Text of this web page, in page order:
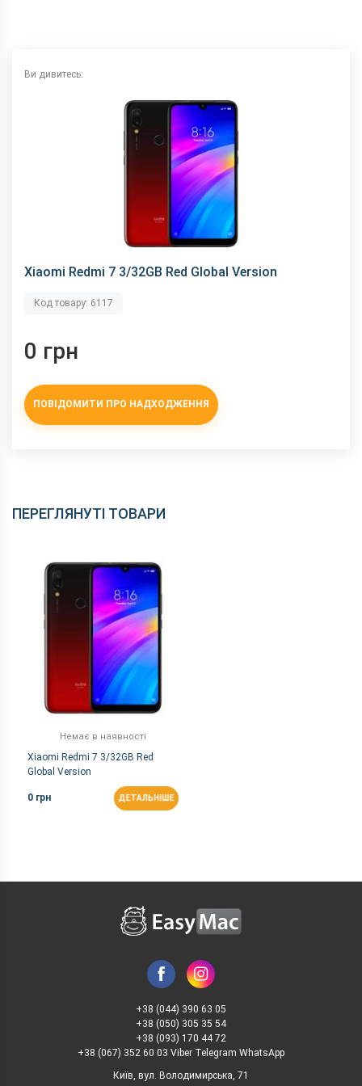
Аудіороз'єм
Характеристики та комплектацію товару виробник може
змінити без повідомлення.
Ви дивитесь:
Xiaomi Redmi 7 3/32GB Red Global Version
Код товару: 6117
0 грн
ПОВІДОМИТИ ПРО НАДХОДЖЕННЯ
ПЕРЕГЛЯНУТІ ТОВАРИ
Немає в наявності
Xiaomi Redmi 7 3/32GB Red
Global Version
0 грн ДЕТАЛЬНІШЕ
+38 (044) 390 63 05
+38 (050) 305 35 54
+38 (093) 170 44 72
+38 (067) 352 60 03 Viber Telegram WhatsApp
Київ, вул. Володимирська, 71